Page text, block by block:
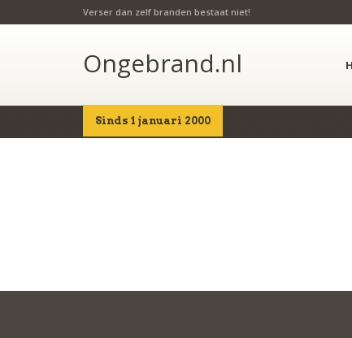
Verser dan zelf branden bestaat niet!
Ongebrand.nl
Sinds 1 januari 2000
Home Nieuwe site